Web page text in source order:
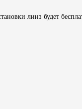
линз будет